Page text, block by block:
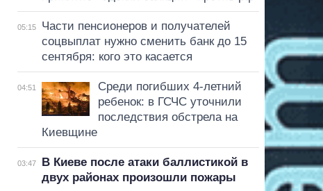
05:15
Части пенсионеров и получателей
соцвыплат нужно сменить банк до 15
сентября: кого это касается
04:51
Среди погибших 4-летний
ребенок: в ГСЧС уточнили
последствия обстрела на
Киевщине
03:47
В Киеве после атаки баллистикой в
двух районах произошли пожары